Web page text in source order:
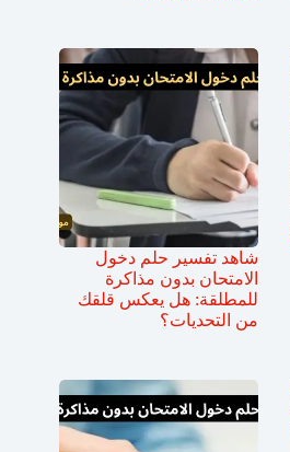
شاهد تفسير حلم دخول
الامتحان بدون مذاكرة
للمطلقة: هل يعكس قلقك
من التحديات؟